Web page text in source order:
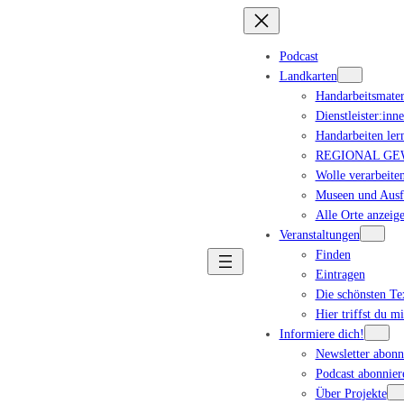
Podcast
Landkarten
Handarbeiten
REGIONAL
Wolle
Museen und
Alle Orte
Veranstaltungen
Finden
Eintragen
Die schönsten
Hier triffst du
Informiere dich!
Newsletter
Podcast
Über Projekte